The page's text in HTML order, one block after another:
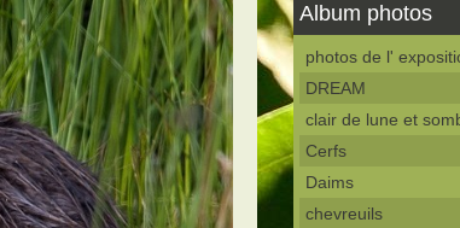
Album photos
photos de l'
DREAM
clair de lune et
Cerfs
Daims
chevreuils